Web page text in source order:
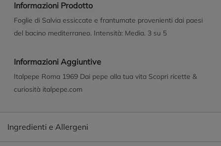
Informazioni Prodotto
Foglie di Salvia essiccate e frantumate provenienti dai paesi
del bacino mediterraneo. Intensità: Media. 3 su 5
Informazioni Aggiuntive
Italpepe Roma 1969 Dai pepe alla tua vita Scopri ricette &
curiosità italpepe.com
Ingredienti e Allergeni